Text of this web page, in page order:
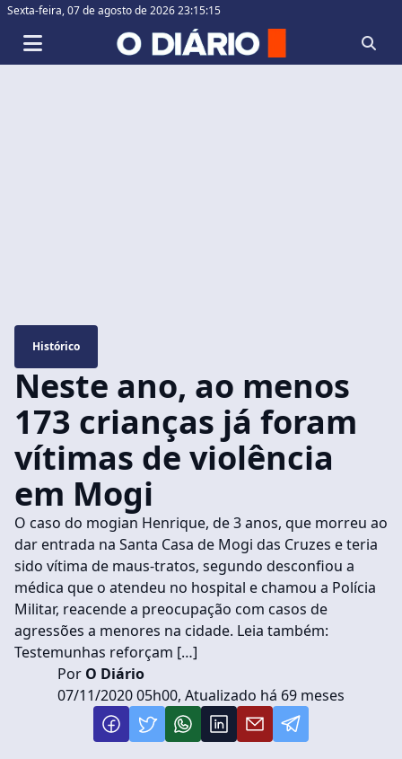
Sexta-feira,07 de agosto de 2026 23:15:16
Histórico
Neste ano, ao menos
173 crianças já foram
vítimas de violência
em Mogi
O caso do mogian Henrique, de 3 anos, que morreu ao
dar entrada na Santa Casa de Mogi das Cruzes e teria
sido vítima de maus-tratos, segundo desconfiou a
médica que o atendeu no hospital e chamou a Polícia
Militar, reacende a preocupação com casos de
agressões a menores na cidade. Leia também:
Testemunhas reforçam […]
Por O Diário
07/11/2020 05h00, Atualizado há 69 meses